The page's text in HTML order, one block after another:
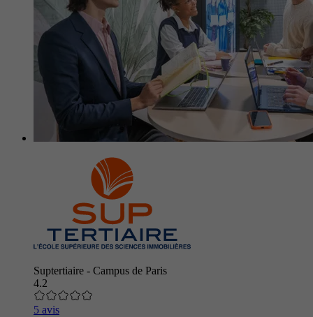
Suptertiaire - Campus de Paris
4.2
5 avis